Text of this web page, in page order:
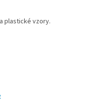
plastické vzory.